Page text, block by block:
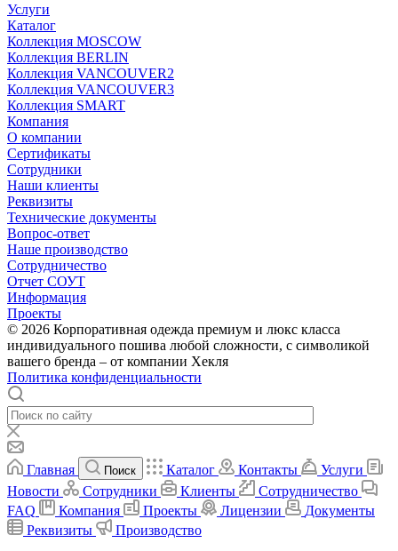
Услуги
Каталог
Коллекция MOSCOW
Коллекция BERLIN
Коллекция VANCOUVER2
Коллекция VANCOUVER3
Коллекция SMART
Компания
О компании
Сертификаты
Сотрудники
Наши клиенты
Реквизиты
Технические документы
Вопрос-ответ
Наше производство
Сотрудничество
Отчет СОУТ
Информация
Проекты
© 2026 Корпоративная одежда премиум и люкс класса
индивидуального пошива любой сложности, с символикой
вашего бренда – от компании Хекля
Политика конфиденциальности
Главная Поиск Каталог Контакты
Услуги
Новости
Сотрудники Клиенты
Сотрудничество
FAQ
Компания Проекты Лицензии
Документы
Реквизиты
Производство